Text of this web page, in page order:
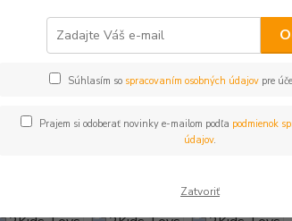
► HRAČKY NA ZÁHRADU, DO VODY A PIESKU
Toys Hojdačka
Súhlasím so spracovaním osobných údajovpre
Prajem si odoberať novinky e-mailom podľa podmienok
údajov.
Zatvoriť